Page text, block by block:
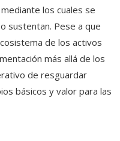
los cuales se
sustentan. Pese a que
de los activos
más allá de los
de resguardar
básicos y valor para las